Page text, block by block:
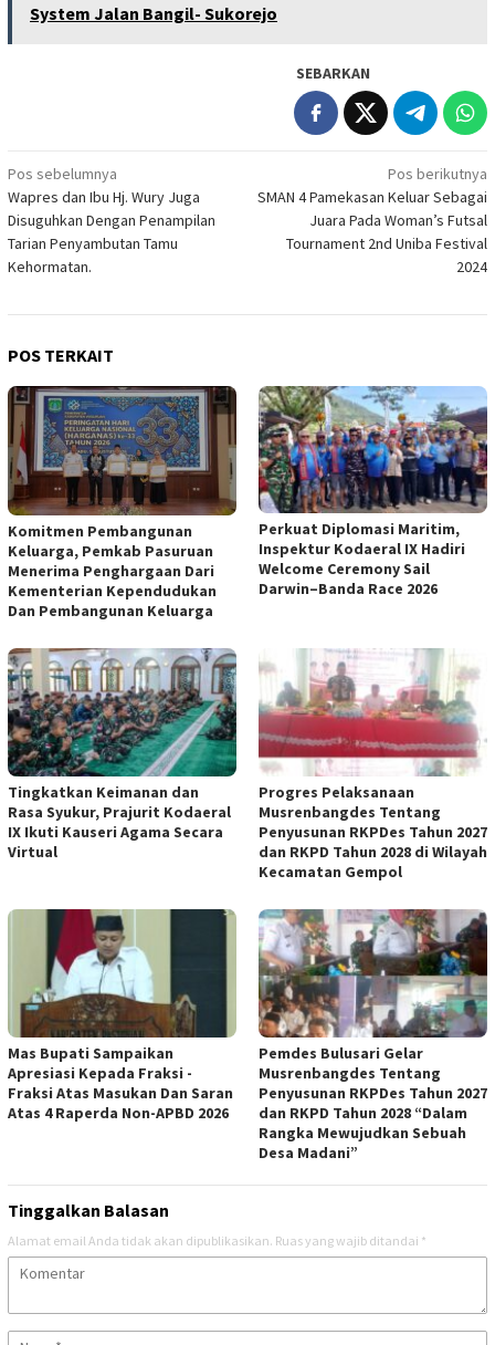
System Jalan Bangil- Sukorejo
SEBARKAN
Navigasi
pos
Pos sebelumnya
Wapres dan Ibu Hj. Wury Juga
Disuguhkan Dengan Penampilan
Tarian Penyambutan Tamu
Kehormatan.
Pos berikutnya
SMAN 4 Pamekasan Keluar Sebagai
Juara Pada Woman’s Futsal
Tournament 2nd Uniba Festival
2024
POS TERKAIT
Komitmen Pembangunan
Keluarga, Pemkab Pasuruan
Menerima Penghargaan Dari
Kementerian Kependudukan
Dan Pembangunan Keluarga
Perkuat Diplomasi Maritim,
Inspektur Kodaeral IX Hadiri
Welcome Ceremony Sail
Darwin–Banda Race 2026
Tingkatkan Keimanan dan
Rasa Syukur, Prajurit Kodaeral
IX Ikuti Kauseri Agama Secara
Virtual
Progres Pelaksanaan
Musrenbangdes Tentang
Penyusunan RKPDes Tahun 2027
dan RKPD Tahun 2028 di Wilayah
Kecamatan Gempol
Mas Bupati Sampaikan
Apresiasi Kepada Fraksi -
Fraksi Atas Masukan Dan Saran
Atas 4 Raperda Non-APBD 2026
Pemdes Bulusari Gelar
Musrenbangdes Tentang
Penyusunan RKPDes Tahun 2027
dan RKPD Tahun 2028 “Dalam
Rangka Mewujudkan Sebuah
Desa Madani”
Tinggalkan Balasan
Alamat email Anda tidak akan dipublikasikan. Ruas yang wajib ditandai *